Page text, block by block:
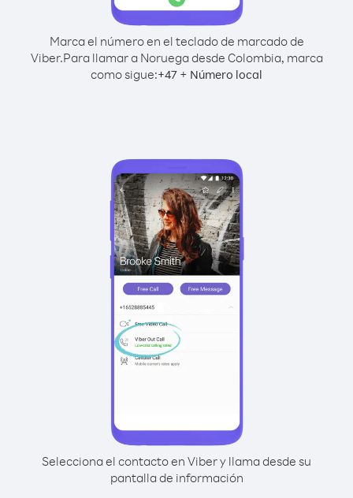
Marca el número en el teclado de marcado de
Viber.Para llamar a Noruega desde Colombia, marca
como sigue:+47 + Número local
Selecciona el contacto en Viber y llama desde su
pantalla de información